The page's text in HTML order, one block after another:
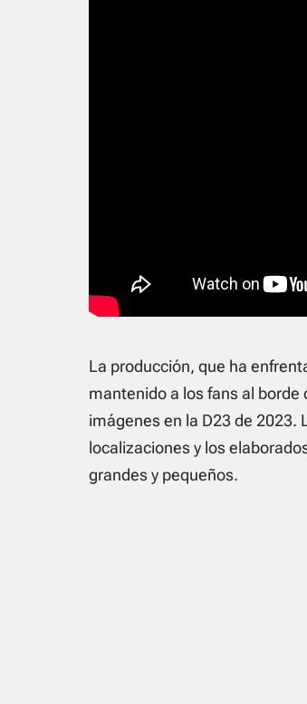
La producción, que ha
mantenido a los fans al
imágenes en la D23 de 2023.
localizaciones y los
grandes y pequeños.